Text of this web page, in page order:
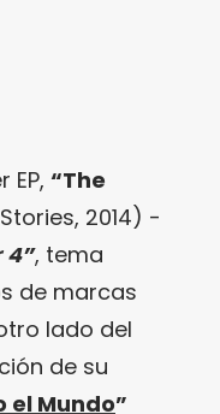
EP, “The
2014) -
4”, tema
de marcas
lado del
de su
el Mundo”